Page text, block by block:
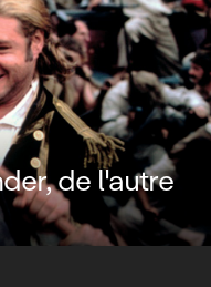
de l'autre